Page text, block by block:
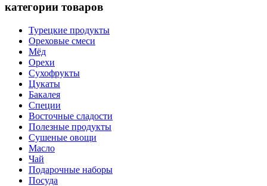
категории товаров
Турецкие продукты
Ореховые смеси
Мёд
Орехи
Сухофрукты
Цукаты
Бакалея
Специи
Восточные сладости
Полезные продукты
Сушеные овощи
Масло
Чай
Подарочные наборы
Посуда